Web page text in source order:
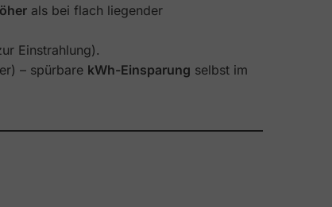
als bei flach liegender
Einstrahlung).
– spürbare kWh-Einsparung selbst im